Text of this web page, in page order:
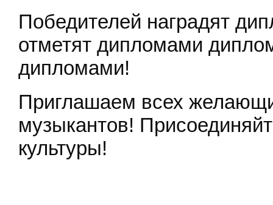
Победителей наградят
отметят дипломами
дипломами!
Приглашаем всех
музыкантов!
культуры!